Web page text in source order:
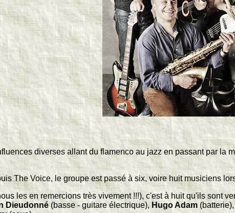
diverses allant du flamenco au jazz en passant par la
The Voice, le groupe est passé à six, voire huit musiciens
les en remercions très vivement !!!), c'est à huit qu'ils sont
Dieudonné (basse - guitare électrique), Hugo Adam